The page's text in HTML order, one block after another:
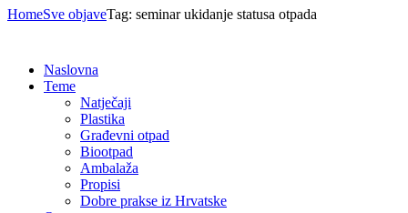
HomeSve objaveTag: seminar ukidanje statusa otpada
Naslovna
Teme
Natječaji
Plastika
Građevni otpad
Biootpad
Ambalaža
Propisi
Dobre prakse iz Hrvatske